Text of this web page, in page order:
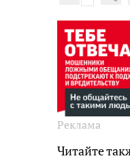
Реклама
Читайте